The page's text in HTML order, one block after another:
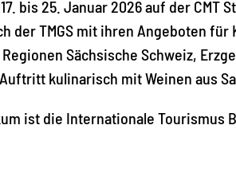
bis 25. Januar 2026 auf der CMT
der TMGS mit ihren Angeboten
Sächsische Schweiz,
kulinarisch mit Weinen aus
ist die Internationale Tourismus